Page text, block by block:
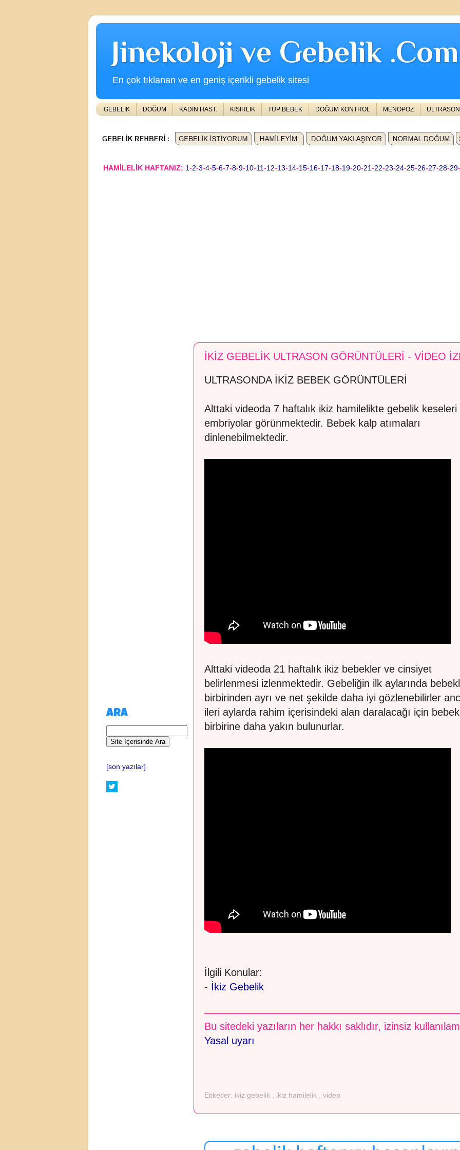
Jinekoloji ve Gebelik .Com
En çok tıklanan ve en geniş içerikli gebelik sitesi
GEBELİK DOĞUM KADIN HAST. KISIRLIK TÜP BEBEK DOĞUM KONTROL MENOPOZ ULTRASON
HAMİLELİK HAFTANIZ: 1 -2-3-4-5-6-7-8-9-10-11 -12-13-14-15-16-17-18-19-20-21 -22-23-24-25-26-27-28-29-
İKİZ GEBELİK ULTRASON GÖRÜNTÜLERİ - VİDEO
ULTRASONDA İKİZ BEBEK GÖRÜNTÜLERİ
Alttaki videoda 7 haftalık ikiz hamilelikte gebelik keseleri
embriyolar görünmektedir. Bebek kalp atımaları
dinlenebilmektedir.
Alttaki videoda 21 haftalık ikiz bebekler ve cinsiyet
belirlenmesi izlenmektedir. Gebeliğin ilk aylarında
birbirinden ayrı ve net şekilde daha iyi gözlenebilirler
ileri aylarda rahim içerisindeki alan daralacağı için
birbirine daha yakın bulunurlar.
İlgili Konular:
- İkiz Gebelik
Bu sitedeki yazıların her hakkı saklıdır, izinsiz
Yasal uyarı
Etiketler: ikiz gebelik , ikiz hamilelik , video
ARA
[son yazılar]